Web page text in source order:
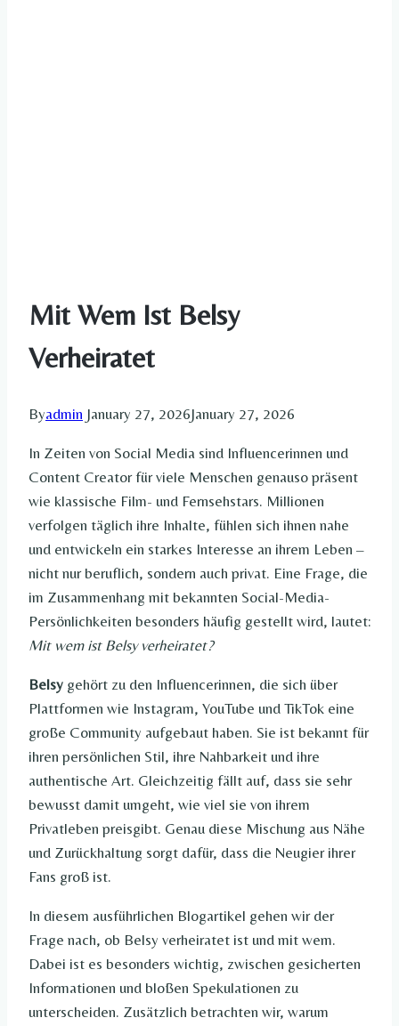
Mit Wem Ist Belsy
Verheiratet​
Byadmin January 27, 2026January 27, 2026
In Zeiten von Social Media sind Influencerinnen und
Content Creator für viele Menschen genauso präsent
wie klassische Film- und Fernsehstars. Millionen
verfolgen täglich ihre Inhalte, fühlen sich ihnen nahe
und entwickeln ein starkes Interesse an ihrem Leben –
nicht nur beruflich, sondern auch privat. Eine Frage, die
im Zusammenhang mit bekannten Social-Media-
Persönlichkeiten besonders häufig gestellt wird, lautet:
Mit wem ist Belsy verheiratet?
Belsy gehört zu den Influencerinnen, die sich über
Plattformen wie Instagram, YouTube und TikTok eine
große Community aufgebaut haben. Sie ist bekannt für
ihren persönlichen Stil, ihre Nahbarkeit und ihre
authentische Art. Gleichzeitig fällt auf, dass sie sehr
bewusst damit umgeht, wie viel sie von ihrem
Privatleben preisgibt. Genau diese Mischung aus Nähe
und Zurückhaltung sorgt dafür, dass die Neugier ihrer
Fans groß ist.
In diesem ausführlichen Blogartikel gehen wir der
Frage nach, ob Belsy verheiratet ist und mit wem.
Dabei ist es besonders wichtig, zwischen gesicherten
Informationen und bloßen Spekulationen zu
unterscheiden. Zusätzlich betrachten wir, warum